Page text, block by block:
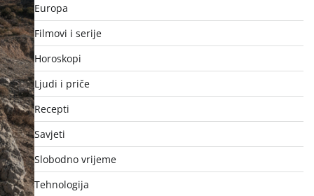
Europa
Filmovi i serije
Horoskopi
Ljudi i priče
Recepti
Savjeti
Slobodno vrijeme
Tehnologija